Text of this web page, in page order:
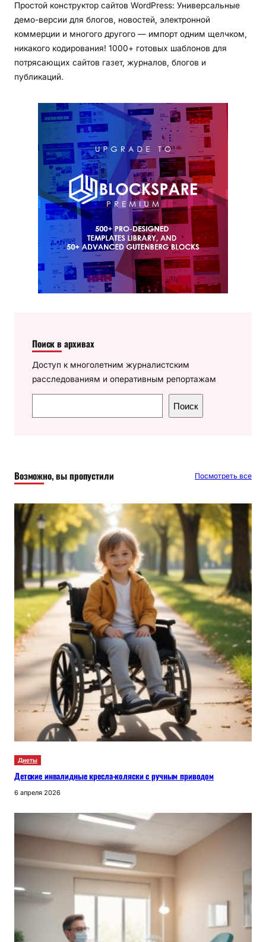
Простой конструктор сайтов WordPress: Универсальные
демо-версии для блогов, новостей, электронной
коммерции и многого другого — импорт одним щелчком,
никакого кодирования! 1000+ готовых шаблонов для
потрясающих сайтов газет, журналов, блогов и
публикаций.
Поиск в архивах
Доступ к многолетним журналистским
расследованиям и оперативным репортажам
о
Поиск
Возможно, вы пропустили Посмотреть все
Диеты
Детские инвалидные кресла-коляски с ручным приводом
6 апреля 2026